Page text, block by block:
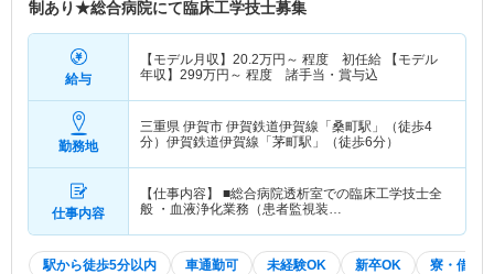
制あり★総合病院にて臨床工学技士募集
給与
【モデル月収】 20.2万円～ 程度 初任給 【モデル
年収】 299万円～ 程度 諸手当・賞与込
勤務地
三重県 伊賀市 伊賀鉄道伊賀線「桑町駅」（徒歩4
分）伊賀鉄道伊賀線「茅町駅」（徒歩6分）
仕事内容
【仕事内容】 ■総合病院透析室での臨床工学技士全
般 ・血液浄化業務（患者監視装…
駅から徒歩5分以内 車通勤可 未経験OK 新卒OK 寮・借り